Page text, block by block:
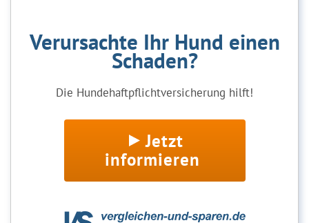
Verursachte Ihr Hund einen
Schaden?
Die Hundehaftpflichtversicherung hilft!
Jetzt
informieren